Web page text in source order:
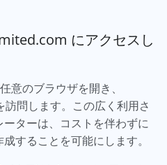
にアクセスし
意のブラウザを開き、
訪問します。この広く利用さ
ターは、コストを伴わずに
することを可能にします。